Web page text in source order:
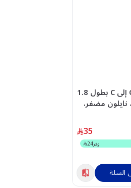
أوكي، كابل C إلى C بطول 1.8
واط، نايلون مضفر،
35
وفر24